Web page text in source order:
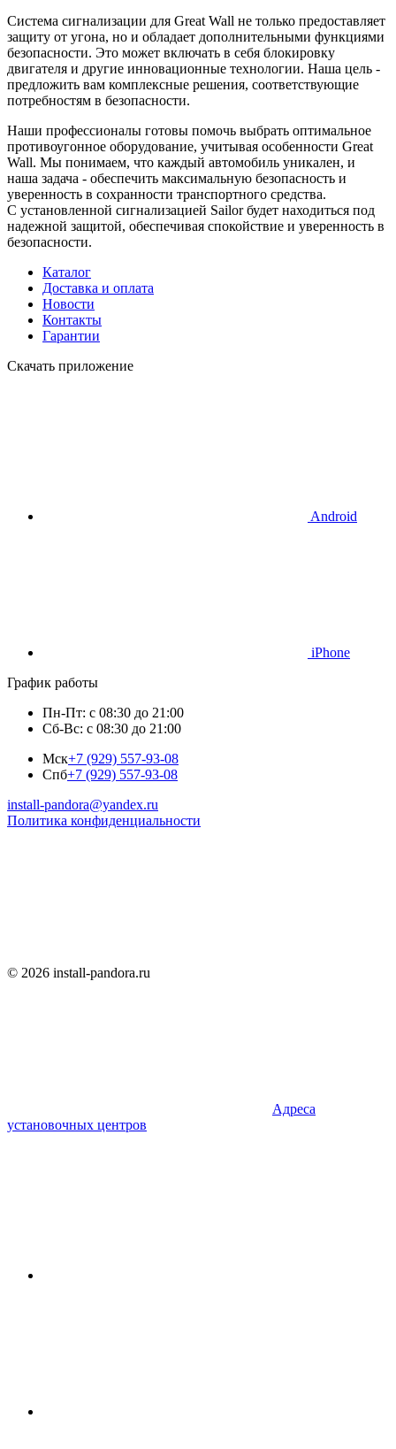
Система сигнализации для Great Wall не только предоставляет
защиту от угона, но и обладает дополнительными функциями
безопасности. Это может включать в себя блокировку
двигателя и другие инновационные технологии. Наша цель -
предложить вам комплексные решения, соответствующие
потребностям в безопасности.
Наши профессионалы готовы помочь выбрать оптимальное
противоугонное оборудование, учитывая особенности Great
Wall. Мы понимаем, что каждый автомобиль уникален, и
наша задача - обеспечить максимальную безопасность и
уверенность в сохранности транспортного средства.
С установленной сигнализацией Sailor будет находиться под
надежной защитой, обеспечивая спокойствие и уверенность в
безопасности.
Каталог
Доставка и оплата
Новости
Контакты
Гарантии
Скачать приложение
Android
iPhone
График работы
Пн-Пт: с 08:30 до 21:00
Сб-Вс: с 08:30 до 21:00
Мск+7 (929) 557-93-08
Спб+7 (929) 557-93-08
install-pandora@yandex.ru
Политика конфиденциальности
© 2026 install-pandora.ru
Адреса
установочных центров